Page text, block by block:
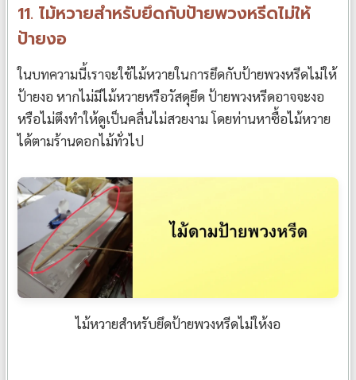
11. ไม้หวายสำหรับยึดกับป้ายพวงหรีดไม่ให้
ป้ายงอ
ในบทความนี้เราจะใช้ไม้หวายในการยึดกับป้ายพวงหรีดไม่ให้
ป้ายงอ หากไม่มีไม้หวายหรือวัสดุยึด ป้ายพวงหรีดอาจจะงอ
หรือไม่ตึงทำให้ดูเป็นคลื่นไม่สวยงาม โดยท่านหาซื้อไม้หวาย
ได้ตามร้านดอกไม้ทั่วไป
ไม้หวายสำหรับยึดป้ายพวงหรีดไม่ให้งอ